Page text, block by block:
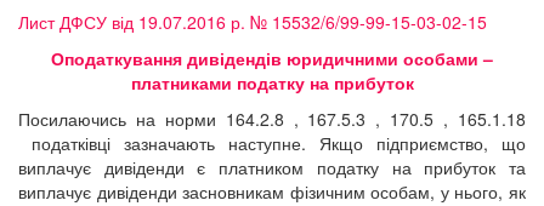
Лист ДФСУ від 19.07.2016 р. № 15532/6/99-99-15-03-02-15
Оподаткування дивідендів юридичними особами –
платниками податку на прибуток
Посилаючись на норми 164.2.8 , 167.5.3 , 170.5 , 165.1.18
податківці зазначають наступне. Якщо підприємство, що
виплачує дивіденди є платником податку на прибуток та
виплачує дивіденди засновникам фізичним особам, у нього, як